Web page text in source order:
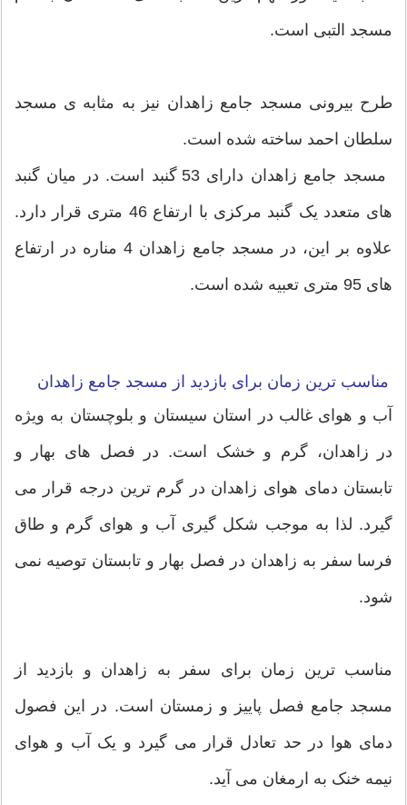
مسجد التبی است.
طرح بیرونی مسجد جامع زاهدان نیز به مثابه ی مسجد
سلطان احمد ساخته شده است.
مسجد جامع زاهدان دارای 53 گنبد است. در میان گنبد
های متعدد یک گنبد مرکزی با ارتفاع 46 متری قرار دارد.
علاوه بر این، در مسجد جامع زاهدان 4 مناره در ارتفاع
های 95 متری تعبیه شده است.
مناسب ترین زمان برای بازدید از مسجد جامع زاهدان
آب و هوای غالب در استان سیستان و بلوچستان به ویژه
در زاهدان، گرم و خشک است. در فصل های بهار و
تابستان دمای هوای زاهدان در گرم ترین درجه قرار می
گیرد. لذا به موجب شکل گیری آب و هوای گرم و طاق
فرسا سفر به زاهدان در فصل بهار و تابستان توصیه نمی
شود.
مناسب ترین زمان برای سفر به زاهدان و بازدید از
مسجد جامع فصل پاییز و زمستان است. در این فصول
دمای هوا در حد تعادل قرار می گیرد و یک آب و هوای
نیمه خنک به ارمغان می آید.